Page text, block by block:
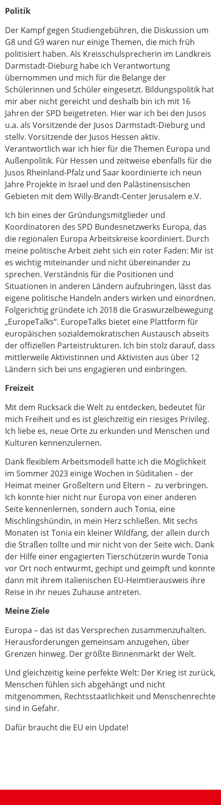
Politik
Der Kampf gegen Studiengebühren, die Diskussion um
G8 und G9 waren nur einige Themen, die mich früh
politisiert haben. Als Kreisschulsprecherin im Landkreis
Darmstadt-Dieburg habe ich Verantwortung
übernommen und mich für die Belange der
Schülerinnen und Schüler eingesetzt. Bildungspolitik hat
mir aber nicht gereicht und deshalb bin ich mit 16
Jahren der SPD beigetreten. Hier war ich bei den Jusos
u.a. als Vorsitzende der Jusos Darmstadt-Dieburg und
stellv. Vorsitzende der Jusos Hessen aktiv.
Verantwortlich war ich hier für die Themen Europa und
Außenpolitik. Für Hessen und zeitweise ebenfalls für die
Jusos Rheinland-Pfalz und Saar koordinierte ich neun
Jahre Projekte in Israel und den Palästinensischen
Gebieten mit dem Willy-Brandt-Center Jerusalem e.V.
Ich bin eines der Gründungsmitglieder und
Koordinatoren des SPD Bundesnetzwerks Europa, das
die regionalen Europa Arbeitskreise koordiniert. Durch
meine politische Arbeit zieht sich ein roter Faden: Mir ist
es wichtig miteinander und nicht übereinander zu
sprechen. Verständnis für die Positionen und
Situationen in anderen Ländern aufzubringen, lässt das
eigene politische Handeln anders wirken und einordnen.
Folgerichtig gründete ich 2018 die Graswurzelbewegung
„EuropeTalks“. EuropeTalks bietet eine Plattform für
europäischen sozialdemokratischen Austausch abseits
der offiziellen Parteistrukturen. Ich bin stolz darauf, dass
mittlerweile Aktivistinnen und Aktivisten aus über 12
Ländern sich bei uns engagieren und einbringen.
Freizeit
Mit dem Rucksack die Welt zu entdecken, bedeutet für
mich Freiheit und es ist gleichzeitig ein riesiges Privileg.
Ich liebe es, neue Orte zu erkunden und Menschen und
Kulturen kennenzulernen.
Dank flexiblem Arbeitsmodell hatte ich die Möglichkeit
im Sommer 2023 einige Wochen in Süditalien – der
Heimat meiner Großeltern und Eltern – zu verbringen.
Ich konnte hier nicht nur Europa von einer anderen
Seite kennenlernen, sondern auch Tonia, eine
Mischlingshündin, in mein Herz schließen. Mit sechs
Monaten ist Tonia ein kleiner Wildfang, der allein durch
die Straßen tollte und mir nicht von der Seite wich. Dank
der Hilfe einer engagierten Tierschützerin wurde Tonia
vor Ort noch entwurmt, gechipt und geimpft und konnte
dann mit ihrem italienischen EU-Heimtierausweis ihre
Reise in ihr neues Zuhause antreten.
Meine Ziele
Europa – das ist das Versprechen zusammenzuhalten.
Herausforderungen gemeinsam anzugehen, über
Grenzen hinweg. Der größte Binnenmarkt der Welt.
Und gleichzeitig keine perfekte Welt: Der Krieg ist zurück,
Menschen fühlen sich abgehängt und nicht
mitgenommen, Rechtsstaatlichkeit und Menschenrechte
sind in Gefahr.
Dafür braucht die EU ein Update!